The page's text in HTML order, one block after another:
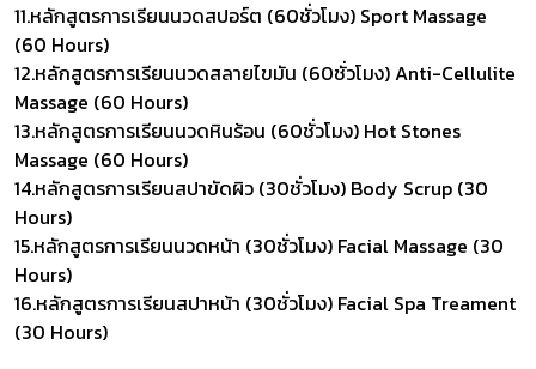
11.หลักสูตรการเรียนนวดสปอร์ต (60ชั่วโมง) Sport Massage
(60 Hours)
12.หลักสูตรการเรียนนวดสลายไขมัน (60ชั่วโมง) Anti-Cellulite
Massage (60 Hours)
13.หลักสูตรการเรียนนวดหินร้อน (60ชั่วโมง) Hot Stones
Massage (60 Hours)
14.หลักสูตรการเรียนสปาขัดผิว (30ชั่วโมง) Body Scrup (30
Hours)
15.หลักสูตรการเรียนนวดหน้า (30ชั่วโมง) Facial Massage (30
Hours)
16.หลักสูตรการเรียนสปาหน้า (30ชั่วโมง) Facial Spa Treament
(30 Hours)